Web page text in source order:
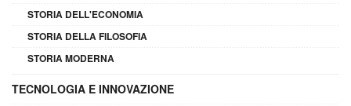
STORIA DELL'ECONOMIA
STORIA DELLA FILOSOFIA
STORIA MODERNA
TECNOLOGIA E INNOVAZIONE